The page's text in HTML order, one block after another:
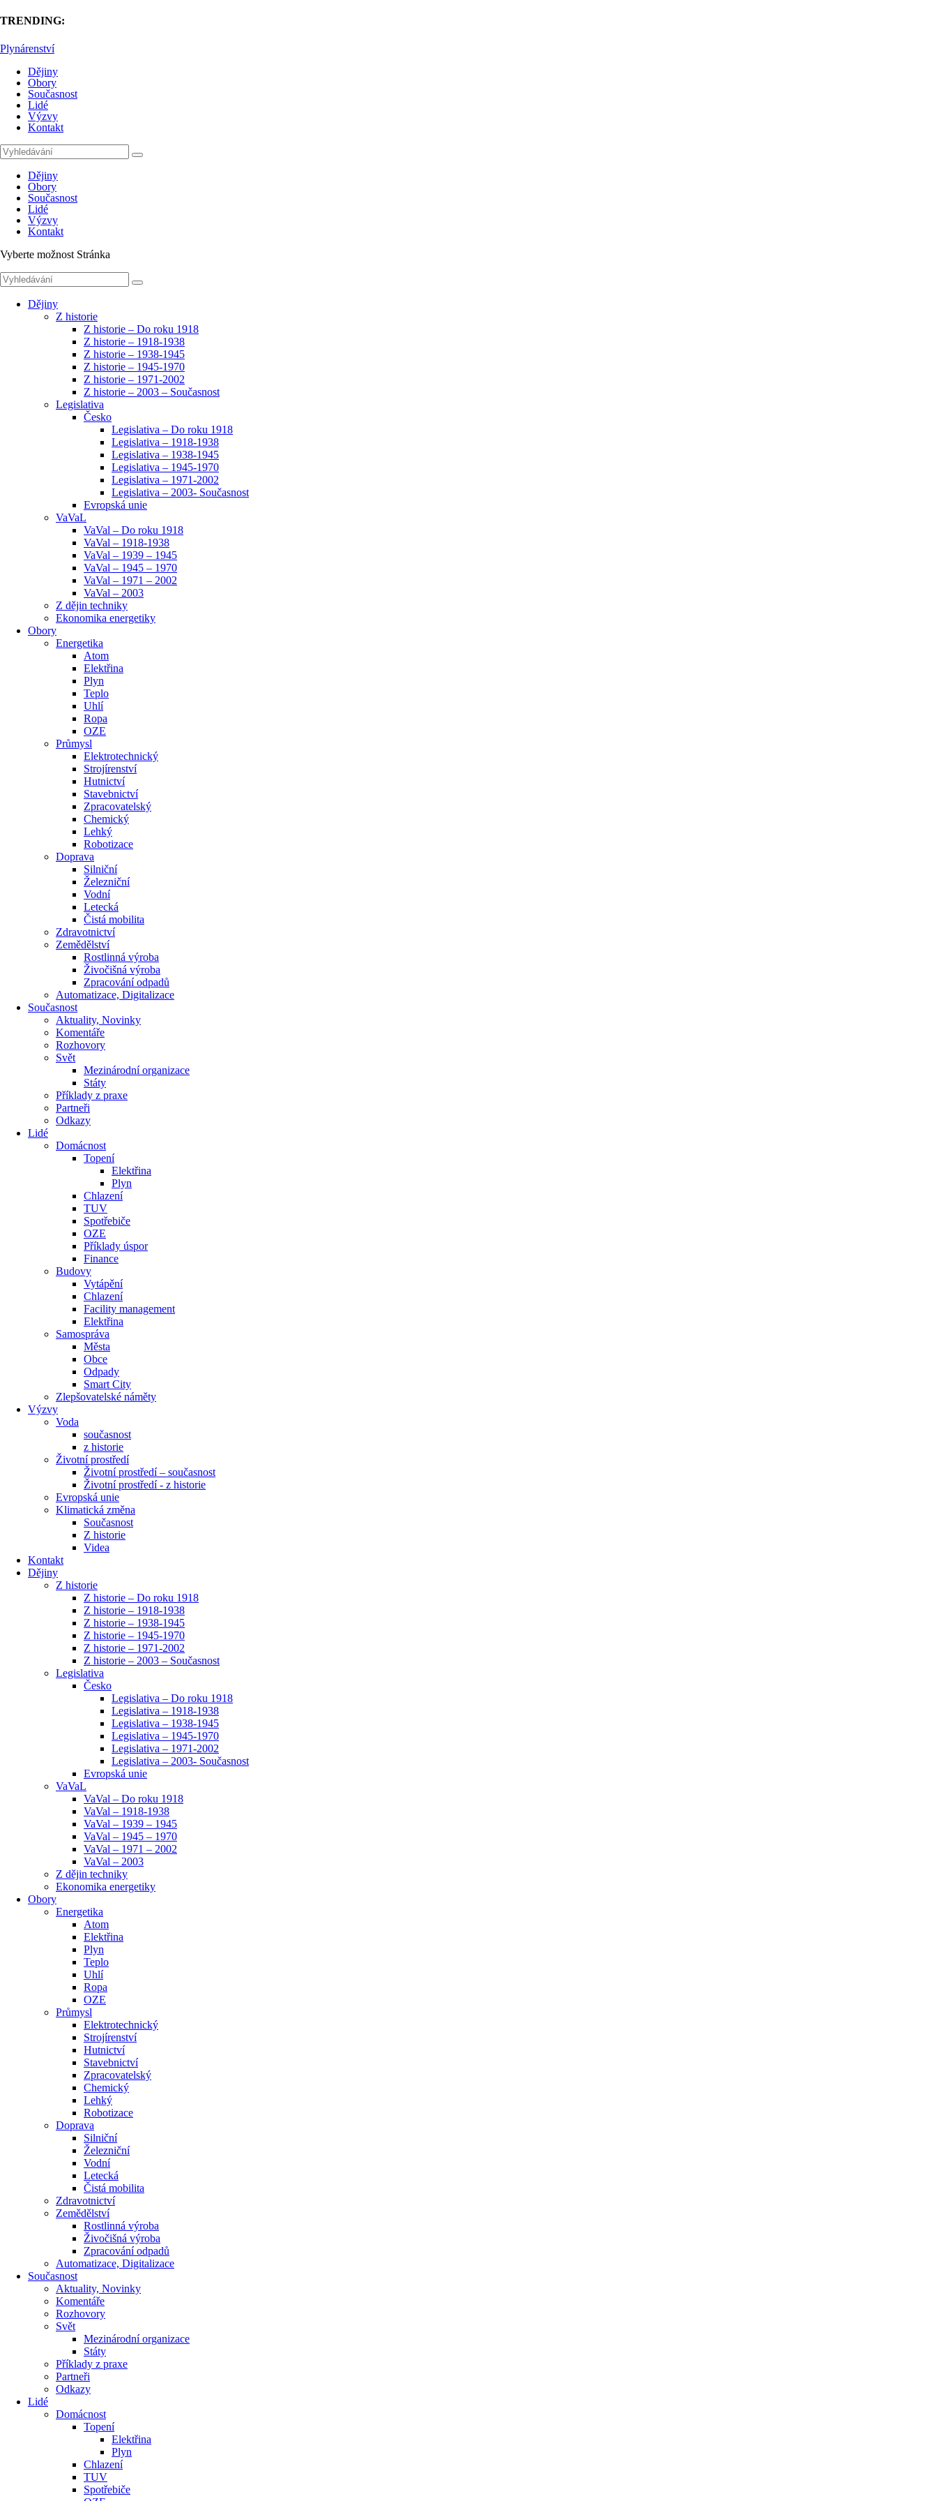
TRENDING:
Plynárenství
Dějiny
Obory
Současnost
Lidé
Výzvy
Kontakt
Dějiny
Obory
Současnost
Lidé
Výzvy
Kontakt
Vyberte možnost Stránka
Dějiny
Z historie
Z historie – Do roku 1918
Z historie – 1918-1938
Z historie – 1938-1945
Z historie – 1945-1970
Z historie – 1971-2002
Z historie – 2003 – Současnost
Legislativa
Česko
Legislativa – Do roku 1918
Legislativa – 1918-1938
Legislativa – 1938-1945
Legislativa – 1945-1970
Legislativa – 1971-2002
Legislativa – 2003- Současnost
Evropská unie
VaVaL
VaVal – Do roku 1918
VaVal – 1918-1938
VaVal – 1939 – 1945
VaVal – 1945 – 1970
VaVal – 1971 – 2002
VaVal – 2003
Z dějin techniky
Ekonomika energetiky
Obory
Energetika
Atom
Elektřina
Plyn
Teplo
Uhlí
Ropa
OZE
Průmysl
Elektrotechnický
Strojírenství
Hutnictví
Stavebnictví
Zpracovatelský
Chemický
Lehký
Robotizace
Doprava
Silniční
Železniční
Vodní
Letecká
Čistá mobilita
Zdravotnictví
Zemědělství
Rostlinná výroba
Živočišná výroba
Zpracování odpadů
Automatizace, Digitalizace
Současnost
Aktuality, Novinky
Komentáře
Rozhovory
Svět
Mezinárodní organizace
Státy
Příklady z praxe
Partneři
Odkazy
Lidé
Domácnost
Topení
Elektřina
Plyn
Chlazení
TUV
Spotřebiče
OZE
Příklady úspor
Finance
Budovy
Vytápění
Chlazení
Facility management
Elektřina
Samospráva
Města
Obce
Odpady
Smart City
Zlepšovatelské náměty
Výzvy
Voda
současnost
z historie
Životní prostředí
Životní prostředí – současnost
Životní prostředí ​- z historie
Evropská unie
Klimatická změna
Současnost
Z historie
Videa
Kontakt
Dějiny
Z historie
Z historie – Do roku 1918
Z historie – 1918-1938
Z historie – 1938-1945
Z historie – 1945-1970
Z historie – 1971-2002
Z historie – 2003 – Současnost
Legislativa
Česko
Legislativa – Do roku 1918
Legislativa – 1918-1938
Legislativa – 1938-1945
Legislativa – 1945-1970
Legislativa – 1971-2002
Legislativa – 2003- Současnost
Evropská unie
VaVaL
VaVal – Do roku 1918
VaVal – 1918-1938
VaVal – 1939 – 1945
VaVal – 1945 – 1970
VaVal – 1971 – 2002
VaVal – 2003
Z dějin techniky
Ekonomika energetiky
Obory
Energetika
Atom
Elektřina
Plyn
Teplo
Uhlí
Ropa
OZE
Průmysl
Elektrotechnický
Strojírenství
Hutnictví
Stavebnictví
Zpracovatelský
Chemický
Lehký
Robotizace
Doprava
Silniční
Železniční
Vodní
Letecká
Čistá mobilita
Zdravotnictví
Zemědělství
Rostlinná výroba
Živočišná výroba
Zpracování odpadů
Automatizace, Digitalizace
Současnost
Aktuality, Novinky
Komentáře
Rozhovory
Svět
Mezinárodní organizace
Státy
Příklady z praxe
Partneři
Odkazy
Lidé
Domácnost
Topení
Elektřina
Plyn
Chlazení
TUV
Spotřebiče